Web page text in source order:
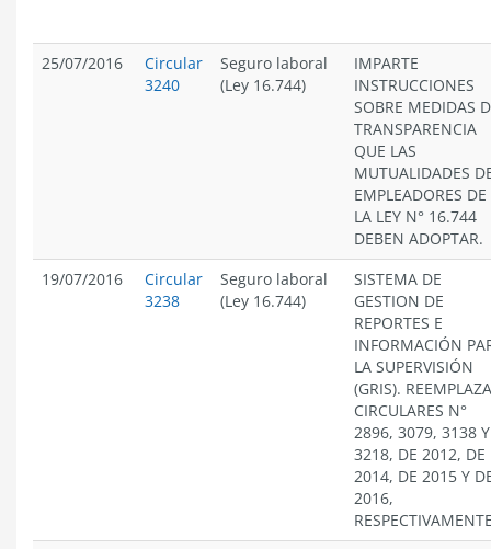
25/07/2016
Circular
3240
Seguro laboral
(Ley 16.744)
IMPARTE
INSTRUCCIONES
SOBRE MEDIDAS
TRANSPARENCIA
QUE LAS
MUTUALIDADES
EMPLEADORES DE
LA LEY N° 16.744
DEBEN ADOPTAR.
19/07/2016
Circular
3238
Seguro laboral
(Ley 16.744)
SISTEMA DE
GESTION DE
REPORTES E
INFORMACIÓN
LA SUPERVISIÓN
(GRIS). REEMPLAZA
CIRCULARES N°
2896, 3079, 3138 Y
3218, DE 2012, DE
2014, DE 2015 Y
2016,